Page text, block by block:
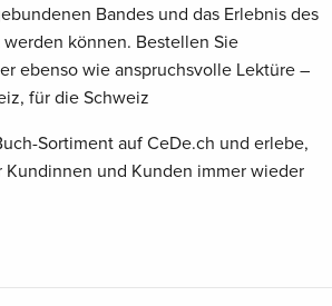
Bandes und das Erlebnis des
können. Bestellen Sie
ebenso wie anspruchsvolle Lektüre –
für die Schweiz
Sortiment auf CeDe.ch und erlebe,
Kundinnen und Kunden immer wieder